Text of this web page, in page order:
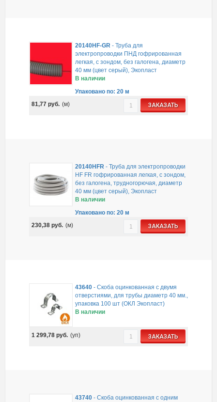
20140HF-GR - Труба для
электропроводки ПНД гофрированная
легкая, с зондом, без галогена, диаметр
40 мм (цвет серый), Экопласт
В наличии
Упаковано по: 20 м
81,77 руб. (м) ЗАКАЗАТЬ
20140HFR - Труба для электропроводки
HF FR гофрированная легкая, с зондом,
без галогена, трудногорючая, диаметр
40 мм (цвет серый), Экопласт
В наличии
Упаковано по: 20 м
230,38 руб. (м) ЗАКАЗАТЬ
43640- Скоба оцинкованная с двумя
отверстиями, для трубы диаметр 40 мм.,
упаковка 100 шт (ОКЛ Экопласт)
В наличии
1 299,78 руб. (уп) ЗАКАЗАТЬ
43740- Скоба оцинкованная с одним